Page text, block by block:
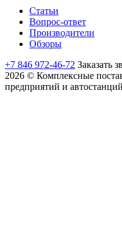
Статьи
Вопрос-ответ
Производители
Обзоры
+7 846 972-46-72 Заказать
2026 © Комплексные
предприятий и